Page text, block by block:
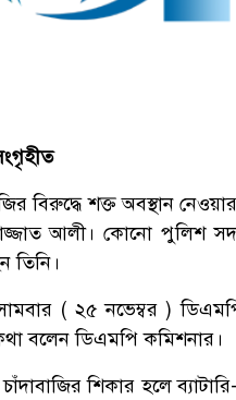
বিরুদ্ধে শক্ত অবস্থান
আলী। কোনো পুলিশ
তিনি।
( ২৫ নভেম্বর ) ডিএমপি
বলেন ডিএমপি কমিশনার।
শিকার হলে